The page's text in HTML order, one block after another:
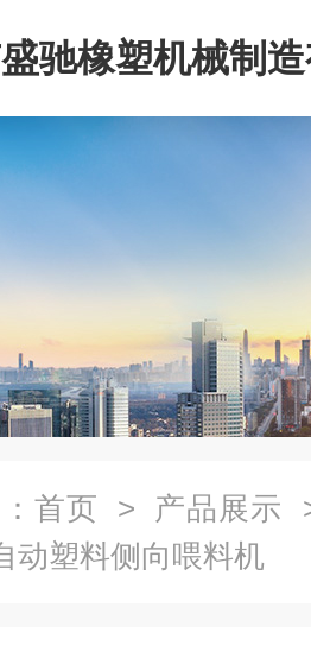
驰橡塑机械制
首页 > 产品展示
动塑料侧向喂料机